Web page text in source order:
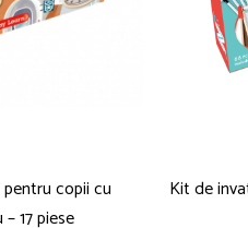
copii cu
17 piese
Kit de